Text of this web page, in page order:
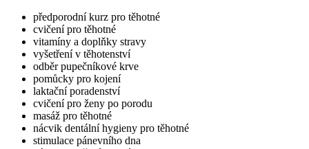
předporodní kurz pro těhotné
cvičení pro těhotné
vitamíny a doplňky stravy
vyšetření v těhotenství
odběr pupečníkové krve
pomůcky pro kojení
laktační poradenství
cvičení pro ženy po porodu
masáž pro těhotné
nácvik dentální hygieny pro těhotné
stimulace pánevního dna